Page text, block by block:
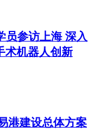
员参访上海 深入
术机器人创新
港建设总体方案